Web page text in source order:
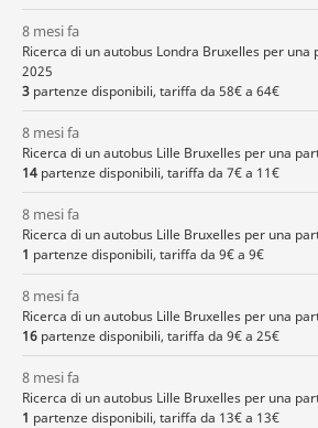
8 mesi fa
Ricerca di un autobus Londra Bruxelles per
2025
3 partenze disponibili, tariffa da 58€ a 64€
8 mesi fa
Ricerca di un autobus Lille Bruxelles per una
14 partenze disponibili, tariffa da 7€ a 11€
8 mesi fa
Ricerca di un autobus Lille Bruxelles per una
1 partenze disponibili, tariffa da 9€ a 9€
8 mesi fa
Ricerca di un autobus Lille Bruxelles per una
16 partenze disponibili, tariffa da 9€ a 25€
8 mesi fa
Ricerca di un autobus Lille Bruxelles per una
1 partenze disponibili, tariffa da 13€ a 13€